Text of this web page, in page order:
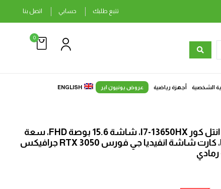
تتبع طلبك حسابي اتصل بنا
0
الشخصية أجهزة رياضية عروض يونيون اير ENGLISH
لاب توب ديل G15-5530ـ انتل كور I7-13650HX، شاشة 15.6 بوصة FHD، سعة
512 جيجا SSD، رام 16 جيجا، كارت شاشة انفيديا جي فورس RTX 3050 جرافيكس